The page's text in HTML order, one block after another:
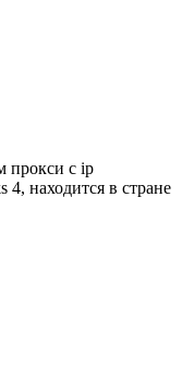
прокси с ip
4, находится в стране